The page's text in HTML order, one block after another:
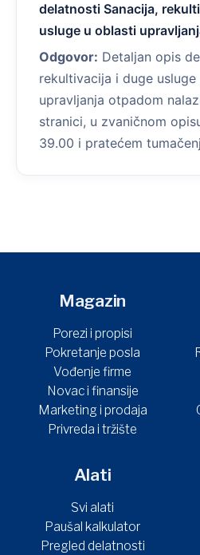
delatnosti Sanacija,
usluge u oblasti
Odgovor: Detaljan opis
rekultivacija i duge
upravljanja otpadom
stranici, u zvaničnom
39.00 i pratećem
Magazin
Porezi i propisi
Pokretanje posla
Vođenje firme
Novac i finansije
Marketing i prodaja
Privreda i tržište
Alati
Svi alati
Paušal kalkulator
Pregled delatnosti